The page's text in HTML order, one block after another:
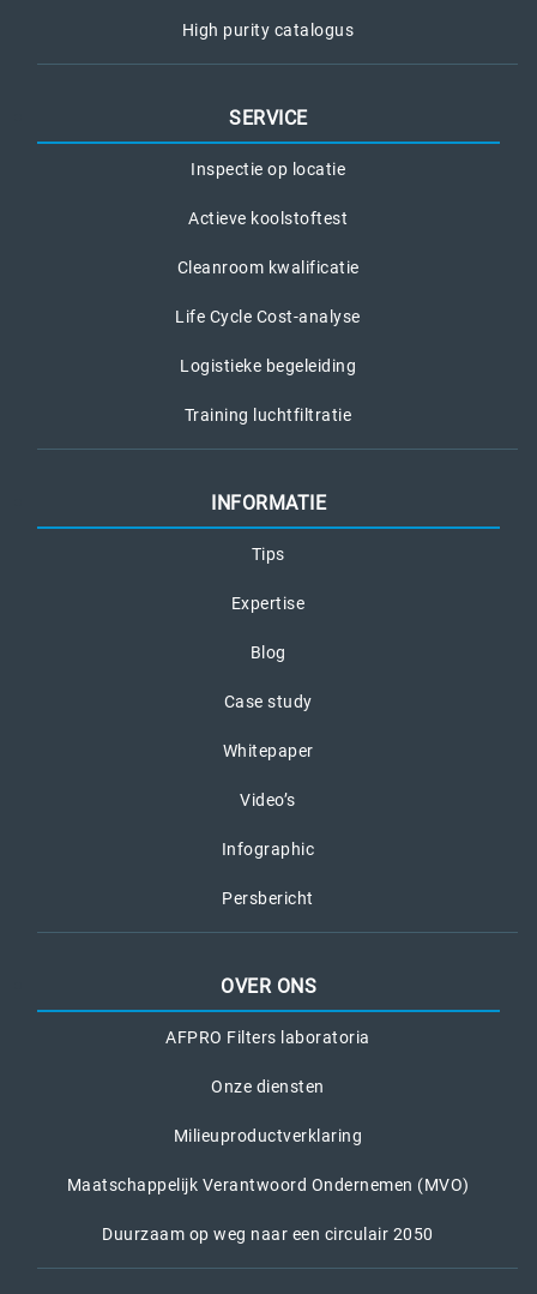
High purity catalogus
SERVICE
Inspectie op locatie
Actieve koolstoftest
Cleanroom kwalificatie
Life Cycle Cost-analyse
Logistieke begeleiding
Training luchtfiltratie
INFORMATIE
Tips
Expertise
Blog
Case study
Whitepaper
Video’s
Infographic
Persbericht
OVER ONS
AFPRO Filters laboratoria
Onze diensten
Milieuproductverklaring
Maatschappelijk Verantwoord Ondernemen (MVO)
Duurzaam op weg naar een circulair 2050